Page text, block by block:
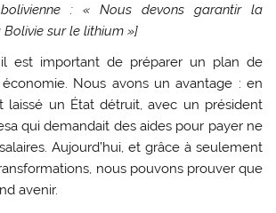
: « Nous devons garantir la
sur le lithium »]
il est important de préparer un plan de
Nous avons un avantage : en
laissé un État détruit, avec un président
qui demandait des aides pour payer ne
Aujourd’hui, et grâce à seulement
nous pouvons prouver que
avenir.